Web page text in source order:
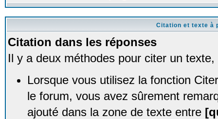
Citation et texte à
Citation dans les réponses
Il y a deux méthodes pour citer un
Lorsque vous utilisez la fonction
le forum, vous avez sûrement
ajouté dans la zone de texte entre